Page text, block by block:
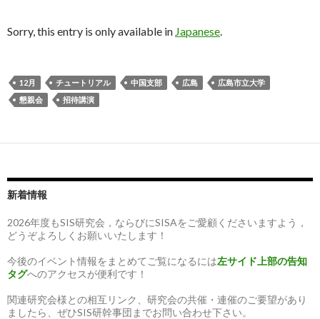
Sorry, this entry is only available in Japanese.
12月 チュートリアル 中国支部 広島
広島市立大学
懇親会
招待講演
新着情報
2026年度もSIS研究会，ならびにSISAをご愛顧くださいますよう，
どうぞよろしくお願いいたします！
今後のイベント情報をまとめてご覧になるには左サイド上部の告知
タグへのアクセスが便利です！
関連研究会様との相互リンク、研究会の共催・連催のご要望があり
ましたら、ぜひSIS研幹事団までお問い合わせ下さい。